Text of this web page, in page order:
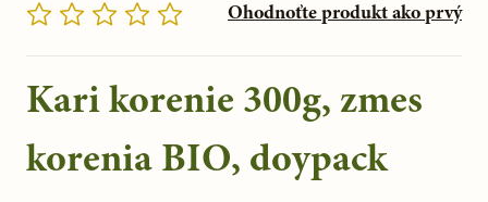
Ohodnoťte produkt ako prvý
Kari korenie 300g, zmes
korenia BIO, doypack